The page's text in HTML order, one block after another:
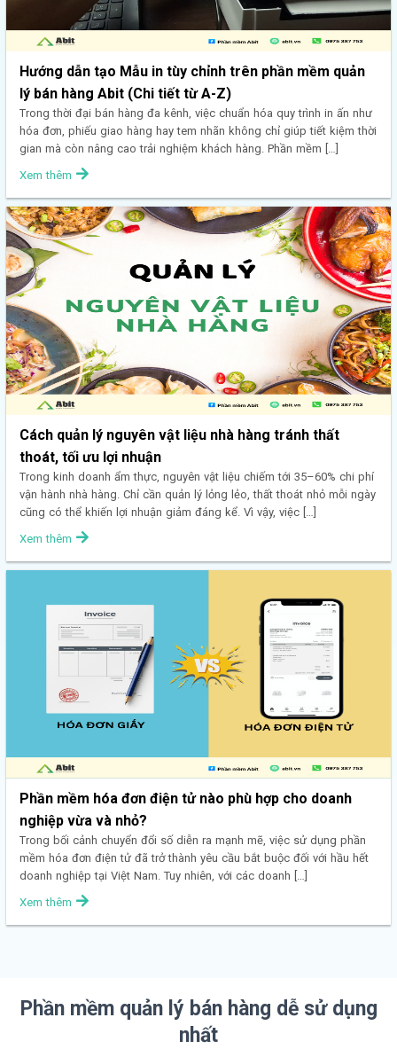
Hướng dẫn tạo Mẫu in tùy chỉnh trên phần mềm quản
lý bán hàng Abit (Chi tiết từ A-Z)
Trong thời đại bán hàng đa kênh, việc chuẩn hóa quy trình in ấn như
hóa đơn, phiếu giao hàng hay tem nhãn không chỉ giúp tiết kiệm thời
gian mà còn nâng cao trải nghiệm khách hàng. Phần mềm […]
Xem thêm
Cách quản lý nguyên vật liệu nhà hàng tránh thất
thoát, tối ưu lợi nhuận
Trong kinh doanh ẩm thực, nguyên vật liệu chiếm tới 35–60% chi phí
vận hành nhà hàng. Chỉ cần quản lý lỏng lẻo, thất thoát nhỏ mỗi ngày
cũng có thể khiến lợi nhuận giảm đáng kể. Vì vậy, việc […]
Xem thêm
Phần mềm hóa đơn điện tử nào phù hợp cho doanh
nghiệp vừa và nhỏ?
Trong bối cảnh chuyển đổi số diễn ra mạnh mẽ, việc sử dụng phần
mềm hóa đơn điện tử đã trở thành yêu cầu bắt buộc đối với hầu hết
doanh nghiệp tại Việt Nam. Tuy nhiên, với các doanh […]
Xem thêm
Phần mềm quản lý bán hàng dễ sử dụng
nhất